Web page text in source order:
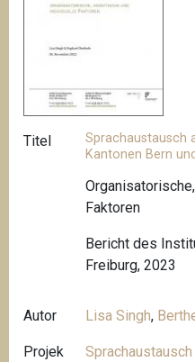
Titel
Sprachaustausch
Kantonen Bern
Faktoren
Bericht des
Freiburg, 2023
Autor Lisa Singh,
Projek